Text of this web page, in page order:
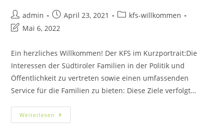
admin April 23, 2021
kfs-willkommen
Mai 6, 2022
Ein herzliches Willkommen! Der KFS im Kurzportrait:Die
Interessen der Südtiroler Familien in der Politik und
Öffentlichkeit zu vertreten sowie einen umfassenden
Service für die Familien zu bieten: Diese Ziele verfolgt…
Weiterlesen